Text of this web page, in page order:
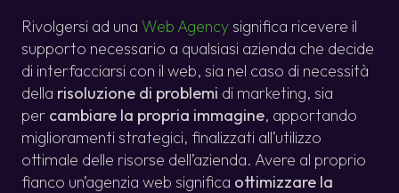
Rivolgersi ad una Web Agencysignifica ricevere il
supporto necessario a qualsiasi azienda che decide
di interfacciarsi con il web, sia nel caso di necessità
della risoluzione di problemi di marketing, sia
per cambiare la propria immagine, apportando
miglioramenti strategici, finalizzati all’utilizzo
ottimale delle risorse dell’azienda. Avere al proprio
fianco un’agenzia web significa ottimizzare la